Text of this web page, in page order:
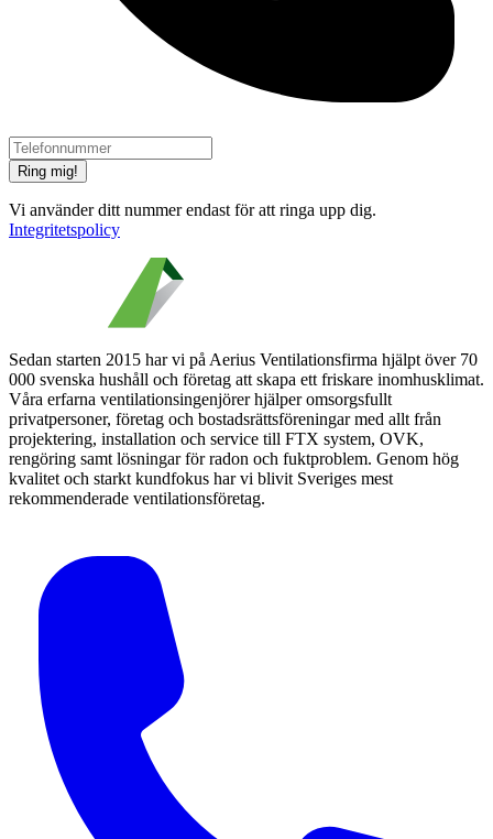
Ring mig!
Vi använder ditt nummer endast för att ringa upp dig.
Integritetspolicy
Sedan starten 2015 har vi på Aerius Ventilationsfirma hjälpt över 70
000 svenska hushåll och företag att skapa ett friskare inomhusklimat.
Våra erfarna ventilationsingenjörer hjälper omsorgsfullt
privatpersoner, företag och bostadsrättsföreningar med allt från
projektering, installation och service till FTX system, OVK,
rengöring samt lösningar för radon och fuktproblem. Genom hög
kvalitet och starkt kundfokus har vi blivit Sveriges mest
rekommenderade ventilationsföretag.